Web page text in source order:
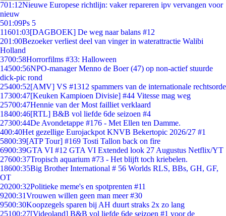
701:12Nieuwe Europese richtlijn: vaker repareren ipv vervangen voor
nieuw
501:09Ps 5
11601:03[DAGBOEK] De weg naar balans #12
201:00Bezoeker verliest deel van vinger in waterattractie Walibi
Holland
3700:58Horrorfilms #33: Halloween
14500:56NPO-manager Menno de Boer (47) op non-actief stuurde
dick-pic rond
25400:52[AMV] VS #1312 spammers van de internationale rechtsorde
17300:47[Keuken Kampioen Divisie] #44 Vitesse mag weg
25700:47Hennie van der Most failliet verklaard
18400:46[RTL] B&B vol liefde 6de seizoen #4
27300:44De Avondetappe #176 - Met Ellen ten Damme.
400:40Het gezellige Eurojackpot KNVB Bekertopic 2026/27 #1
5800:39[ATP Tour] #169 Tosti Tallon back on fire
6900:39GTA VI #12 GTA VI Extended look 27 Augustus Netflix/YT
27600:37Tropisch aquarium #73 - Het blijft toch kriebelen.
18600:35Big Brother International # 56 Worlds RLS, BBs, GH, GF,
OT
20200:32Politieke meme's en spotprenten #11
9200:31Vrouwen willen geen man meer #30
9500:30Koopzegels sparen bij AH duurt straks 2x zo lang
25100:27[Videoland] B&B vol liefde 6de seizoen #1 voor de